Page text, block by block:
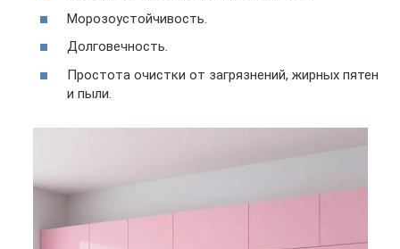
Морозоустойчивость.
Долговечность.
Простота очистки от загрязнений, жирных пятен
и пыли.